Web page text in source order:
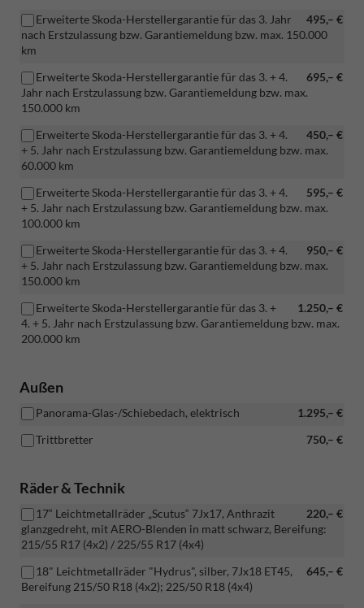
495,– €
Erweiterte Skoda-Herstellergarantie für das 3. Jahr
nach Erstzulassung bzw. Garantiemeldung bzw. max. 150.000
km
695,– €
Erweiterte Skoda-Herstellergarantie für das 3. + 4.
Jahr nach Erstzulassung bzw. Garantiemeldung bzw. max.
150.000 km
450,– €
Erweiterte Skoda-Herstellergarantie für das 3. + 4.
+ 5. Jahr nach Erstzulassung bzw. Garantiemeldung bzw. max.
60.000 km
595,– €
Erweiterte Skoda-Herstellergarantie für das 3. + 4.
+ 5. Jahr nach Erstzulassung bzw. Garantiemeldung bzw. max.
100.000 km
950,– €
Erweiterte Skoda-Herstellergarantie für das 3. + 4.
+ 5. Jahr nach Erstzulassung bzw. Garantiemeldung bzw. max.
150.000 km
1.250,– €
Erweiterte Skoda-Herstellergarantie für das 3. +
4. + 5. Jahr nach Erstzulassung bzw. Garantiemeldung bzw. max.
200.000 km
Außen
1.295,– €
Panorama-Glas-/Schiebedach, elektrisch
750,– €
Trittbretter
Räder & Technik
220,– €
17“ Leichtmetallräder „Scutus“ 7Jx17, Anthrazit
glanzgedreht, mit AERO-Blenden in matt schwarz, Bereifung:
215/55 R17 (4x2) / 225/55 R17 (4x4)
645,– €
18" Leichtmetallräder "Hydrus", silber, 7Jx18 ET45,
Bereifung 215/50 R18 (4x2); 225/50 R18 (4x4)